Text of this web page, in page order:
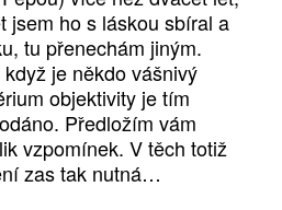
jsem ho s láskou sbíral a
tu přenechám jiným.
je někdo vášnivý
objektivity je tím
Předložím vám
vzpomínek. V těch totiž
zas tak nutná…